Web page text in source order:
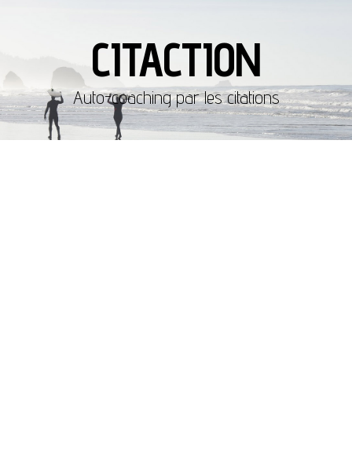
CITACTION
Auto-coaching par les citations